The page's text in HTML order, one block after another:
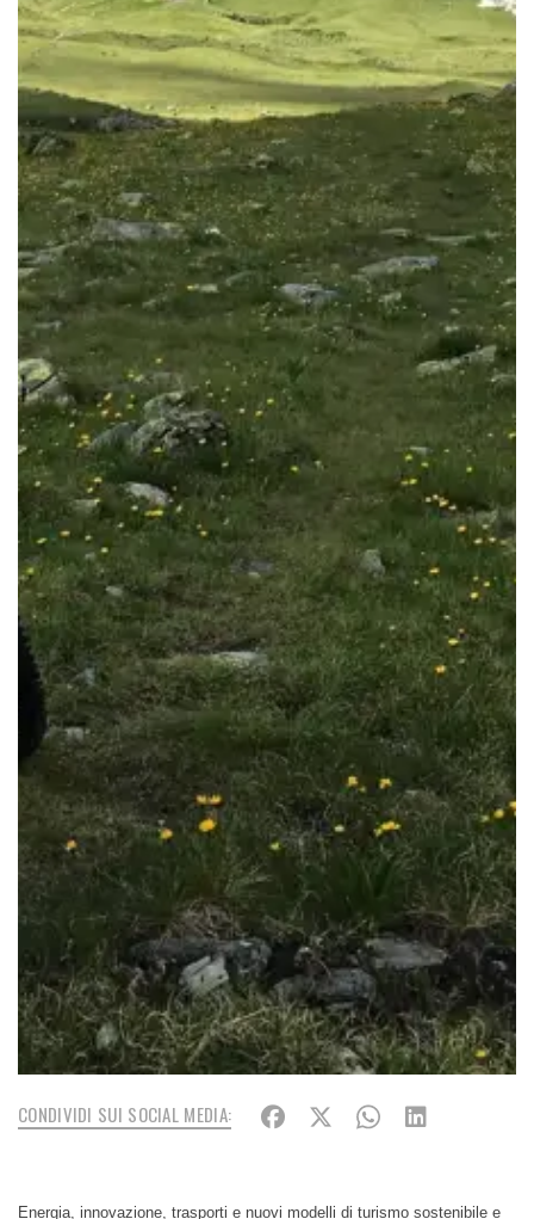
CONDIVIDI SUI SOCIAL MEDIA:
Energia, innovazione, trasporti e nuovi modelli di turismo sostenibile e